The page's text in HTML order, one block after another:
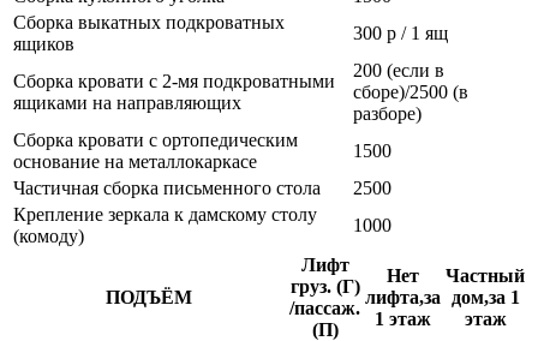
Сборка выкатных подкроватных
ящиков
300 р / 1 ящ
Сборка кровати с 2-мя подкроватными
ящиками на направляющих
200 (если в
сборе)/2500 (в
разборе)
Сборка кровати с ортопедическим
основание на металлокаркасе
1500
Частичная сборка письменного стола
2500
Крепление зеркала к дамскому столу
(комоду)
1000
ПОДЪЁМ
Лифт
груз. (Г)
/пассаж.
(П)
Нет
лифта,за
1 этаж
Частный
дом,за 1
этаж